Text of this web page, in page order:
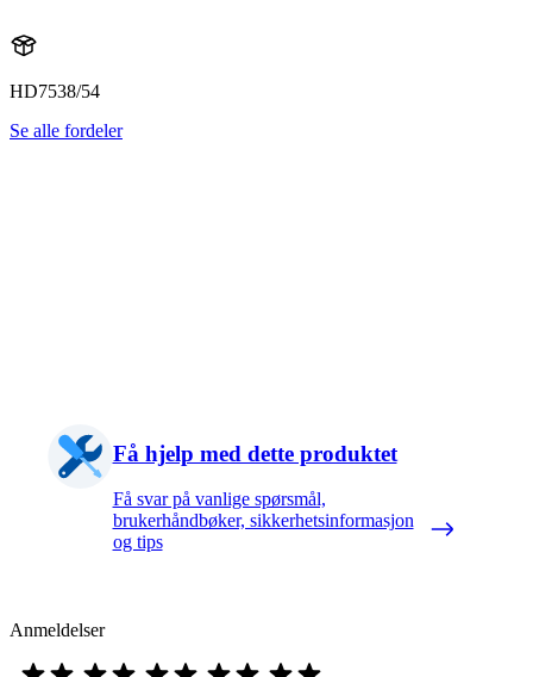
HD7538/54
Se alle fordeler
Få hjelp med dette produktet
Få svar på vanlige spørsmål,
brukerhåndbøker, sikkerhetsinformasjon
og tips
Anmeldelser